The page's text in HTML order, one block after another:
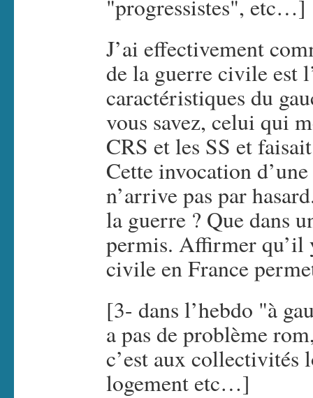
"progressistes", etc…]
J’ai effectivement
de la guerre civile est
caractéristiques du
vous savez, celui qui
CRS et les SS et
Cette invocation
n’arrive pas par
la guerre ? Que dans
permis. Affirmer qu’il
civile en France
[3- dans l’hebdo "à
a pas de problème
c’est aux collectivités
logement etc…]